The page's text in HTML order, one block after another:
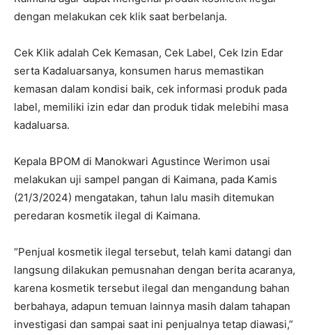
dengan melakukan cek klik saat berbelanja.
Cek Klik adalah Cek Kemasan, Cek Label, Cek Izin Edar
serta Kadaluarsanya, konsumen harus memastikan
kemasan dalam kondisi baik, cek informasi produk pada
label, memiliki izin edar dan produk tidak melebihi masa
kadaluarsa.
Kepala BPOM di Manokwari Agustince Werimon usai
melakukan uji sampel pangan di Kaimana, pada Kamis
(21/3/2024) mengatakan, tahun lalu masih ditemukan
peredaran kosmetik ilegal di Kaimana.
“Penjual kosmetik ilegal tersebut, telah kami datangi dan
langsung dilakukan pemusnahan dengan berita acaranya,
karena kosmetik tersebut ilegal dan mengandung bahan
berbahaya, adapun temuan lainnya masih dalam tahapan
investigasi dan sampai saat ini penjualnya tetap diawasi,”